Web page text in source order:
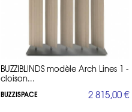
BUZZIBLINDS modèle Arch Lines 1 -
cloison...
BUZZISPACE 2 815,00 €